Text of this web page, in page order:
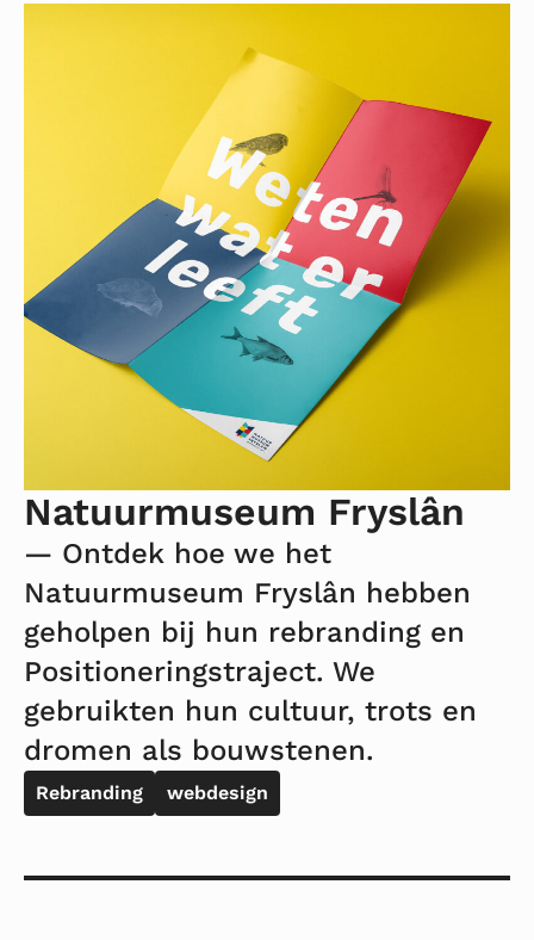
Natuurmuseum
Natuurmuseum Fryslân
— Ontdek hoe we het
Natuurmuseum Fryslân hebben
geholpen bij hun rebranding en
Positioneringstraject. We
gebruikten hun cultuur, trots en
dromen als bouwstenen.
Rebranding webdesign